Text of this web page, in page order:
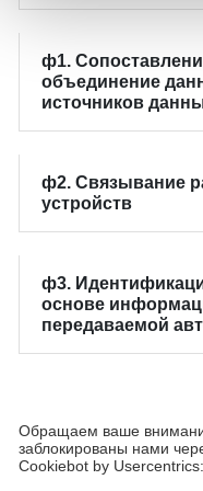
ф1.
объединение
источников
ф2. Связывание
устройств
ф3.
основе
передаваемой
Обращаем ваше
заблокированы нами
Cookiebot by Usercentrics: